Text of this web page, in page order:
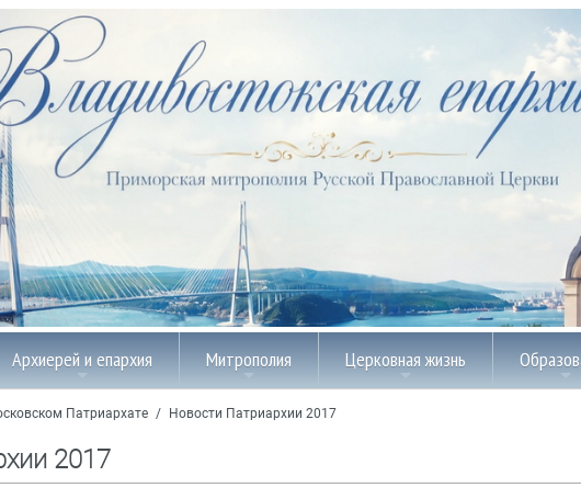
Архиерей и епархия Митрополия Церковная жизнь
Патриархате / Новости Патриархии 2017
2017